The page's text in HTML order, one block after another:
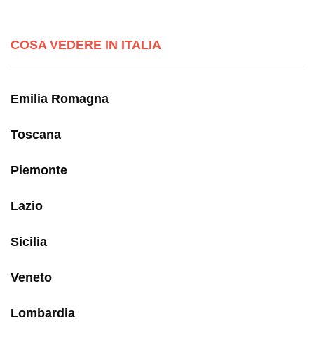
COSA VEDERE IN ITALIA
Emilia Romagna
Toscana
Piemonte
Lazio
Sicilia
Veneto
Lombardia